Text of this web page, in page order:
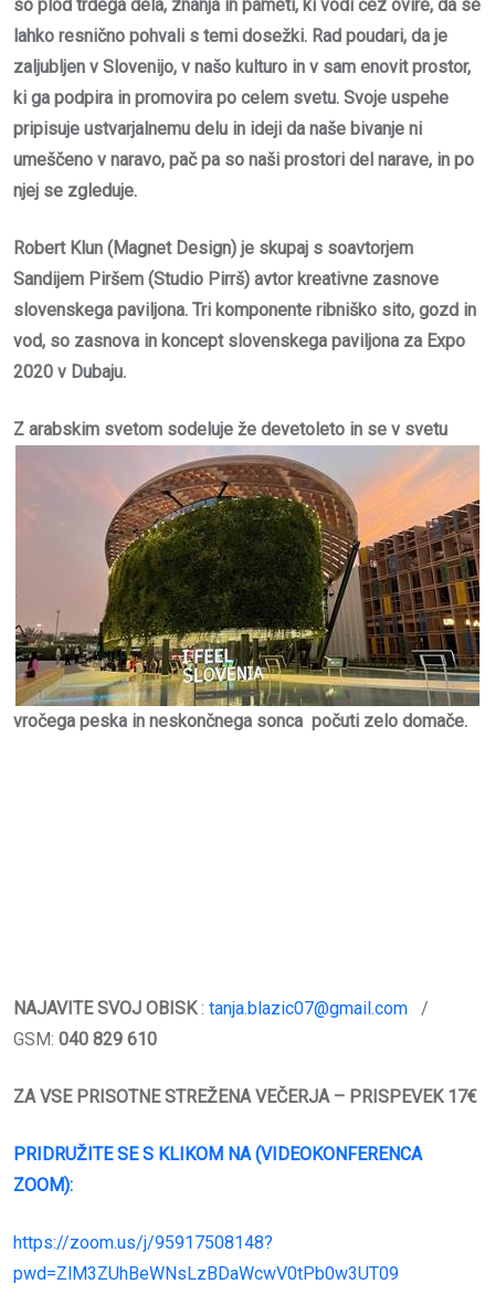
so plod trdega dela, znanja in pameti, ki vodi čez ovire, da se
lahko resnično pohvali s temi dosežki. Rad poudari, da je
zaljubljen v Slovenijo, v našo kulturo in v sam enovit prostor,
ki ga podpira in promovira po celem svetu. Svoje uspehe
pripisuje ustvarjalnemu delu in ideji da naše bivanje ni
umeščeno v naravo, pač pa so naši prostori del narave, in po
njej se zgleduje.
Robert Klun (Magnet Design) je skupaj s soavtorjem
Sandijem Piršem (Studio Pirrš) avtor kreativne zasnove
slovenskega paviljona. Tri komponente ribniško sito, gozd in
vod, so zasnova in koncept slovenskega paviljona za Expo
2020 v Dubaju.
Z arabskim svetom sodeluje že devetoleto in se v svetu
vročega peska in neskončnega sonca počuti zelo domače.
NAJAVITE SVOJ OBISK: tanja.blazic07@gmail.com /
GSM: 040 829 610
ZA VSE PRISOTNE STREŽENA VEČERJA – PRISPEVEK 17€
PRIDRUŽITE SE S KLIKOM NA (VIDEOKONFERENCA
ZOOM):
https://zoom.us/j/95917508148?
pwd=ZlM3ZUhBeWNsLzBDaWcwV0tPb0w3UT09